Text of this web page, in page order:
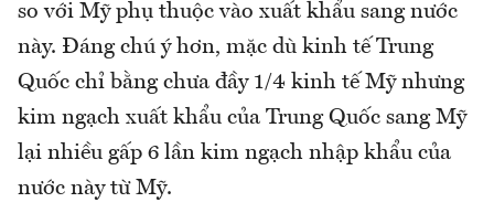
so với Mỹ phụ thuộc vào xuất khẩu sang nước
này. Đáng chú ý hơn, mặc dù kinh tế Trung
Quốc chỉ bằng chưa đầy 1/4 kinh tế Mỹ nhưng
kim ngạch xuất khẩu của Trung Quốc sang Mỹ
lại nhiều gấp 6 lần kim ngạch nhập khẩu của
nước này từ Mỹ.